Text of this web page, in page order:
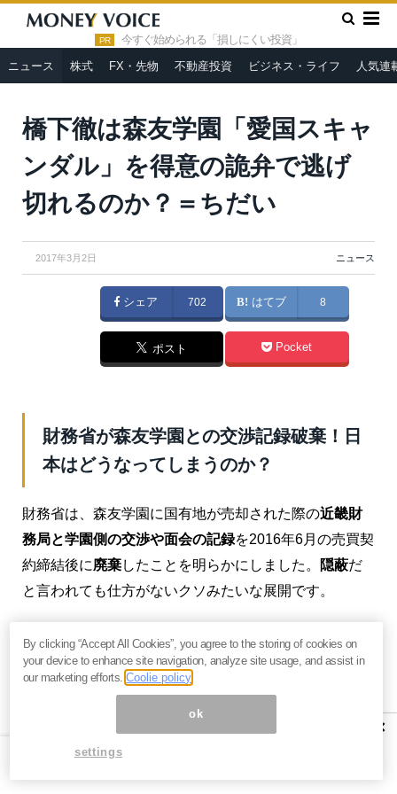
PR 今すぐ始められる「損しにくい投資」
ニュース 株式 FX・先物 不動産投資 ビジネス・ライフ 人気連
HOME » ニュース »
橋下徹は森友学園「愛国スキャンダル」を
得意の詭弁で逃げ切れるのか？＝ちだい
FromWikimedia Commons
橋下徹は森友学園「愛国スキャ
ンダル」を得意の詭弁で逃げ
切れるのか？＝ちだい
2017年3月2日 ニュース
シェア 702 はてブ 8
ポスト Pocket
財務省が森友学園との交渉記録破棄！日
本はどうなってしまうのか？
財務省は、森友学園に国有地が売却された際の近畿財
務局と学園側の交渉や面会の記録を2016年6月の売買契
約締結後に廃棄したことを明らかにしました。 隠蔽だ
と言われても仕方がないクソみたいな展開です。
ちらは廃棄していないとのことですが、面会記録は保
存期間を1年未満としており、締結後に廃棄したと発表
しています。本当か嘘かはわかりませんが……。
しかし、この問題は
×
By clicking “Accept All Cookies”, you agree to the storing of cookies on
your device to enhance site navigation, analyze site usage, and assist in
our marketing efforts.Coolie policy
ok
settings